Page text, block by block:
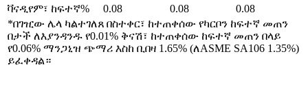
ቫናዲየም፣ ከፍተኛ%
0.08 0.08
0.08
*በገዢው ሌላ ካልተገለጸ በስተቀር፣ ከተጠቀሰው የካርቦን ከፍተኛ መጠን
በታች ለእያንዳንዱ የ0.01% ቅናሽ፣ ከተጠቀሰው ከፍተኛ መጠን በላይ
የ0.06% ማንጋኒዝ ጭማሪ እስከ ቢበዛ 1.65% (ለASME SA106 1.35%)
ይፈቀዳል።